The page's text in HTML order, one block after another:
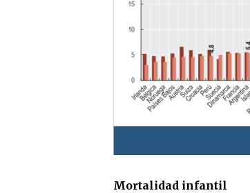
Mortalidad infantil